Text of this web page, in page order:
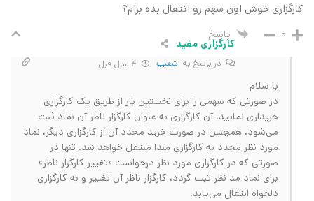
کارگزاری خوش اون سهم رو انتقال بده برام؟
0 پاسخ
کارگزاری مفید
در پاسخ به شعیب
با سلام
در صورتی که سهمی را برای نخستین بار از طریق یک کارگزاری
خریداری نمایید، آن کارگزاری به عنوان کارگزار ناظر آن نماد ثبت
می‌شود. همچنین در صورت خرید مجدد آن از کارگزاری دیگر، نماد
مورد نظر مجدد به کارگزاری مبدا منتقل خواهد شد. تنها در
صورتی که در کارگزاری مورد نظر درخواست «تغییر کارگزار ناظر»
برای نماد مد نظر ثبت گردد، کارگزار ناظر آن تغییر و به کارگزاری
دلخواه انتقال می‌یابد.